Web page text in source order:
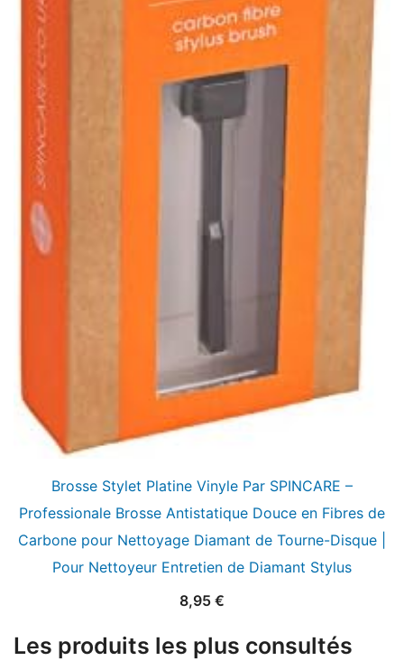
Brosse Stylet Platine Vinyle Par SPINCARE –
Professionale Brosse Antistatique Douce en Fibres de
Carbone pour Nettoyage Diamant de Tourne-Disque |
Pour Nettoyeur Entretien de Diamant Stylus
8,95 €
Les produits les plus consultés